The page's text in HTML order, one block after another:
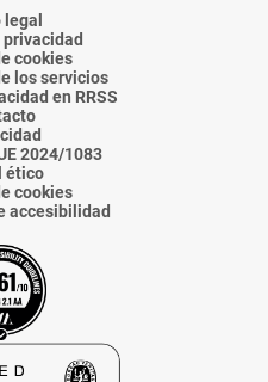
Almería
Almería
cookies
los servicios
en RRSS
2024/1083
ético
cookies
accesibilidad